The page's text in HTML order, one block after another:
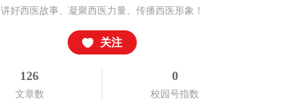
讲好西医故事、凝聚西医力量、传播西医形象！
关注
126
文章数
0
校园号指数